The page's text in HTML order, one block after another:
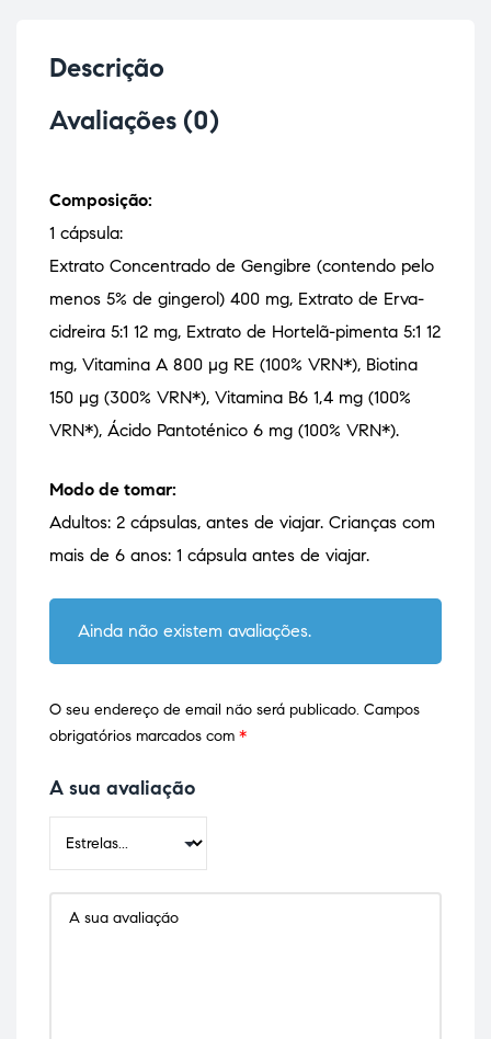
Descrição
Avaliações (0)
Composição:
1 cápsula:
Extrato Concentrado de Gengibre (contendo pelo
menos 5% de gingerol) 400 mg, Extrato de Erva-
cidreira 5:1 12 mg, Extrato de Hortelã-pimenta 5:1 12
mg, Vitamina A 800 µg RE (100% VRN*), Biotina
150 µg (300% VRN*), Vitamina B6 1,4 mg (100%
VRN*), Ácido Pantoténico 6 mg (100% VRN*).
Modo de tomar:
Adultos: 2 cápsulas, antes de viajar. Crianças com
mais de 6 anos: 1 cápsula antes de viajar.
Ainda não existem avaliações.
O seu endereço de email não será publicado. Campos
obrigatórios marcados com *
A sua avaliação